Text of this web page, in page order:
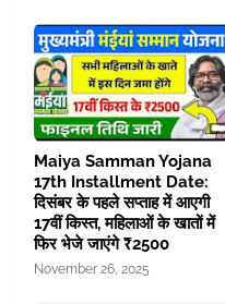
Maiya Samman Yojana
17th Installment Date:
दिसंबर के पहले सप्ताह में आएगी
17वीं किस्त, महिलाओं के खातों में
फिर भेजे जाएंगे ₹2500
November 26, 2025